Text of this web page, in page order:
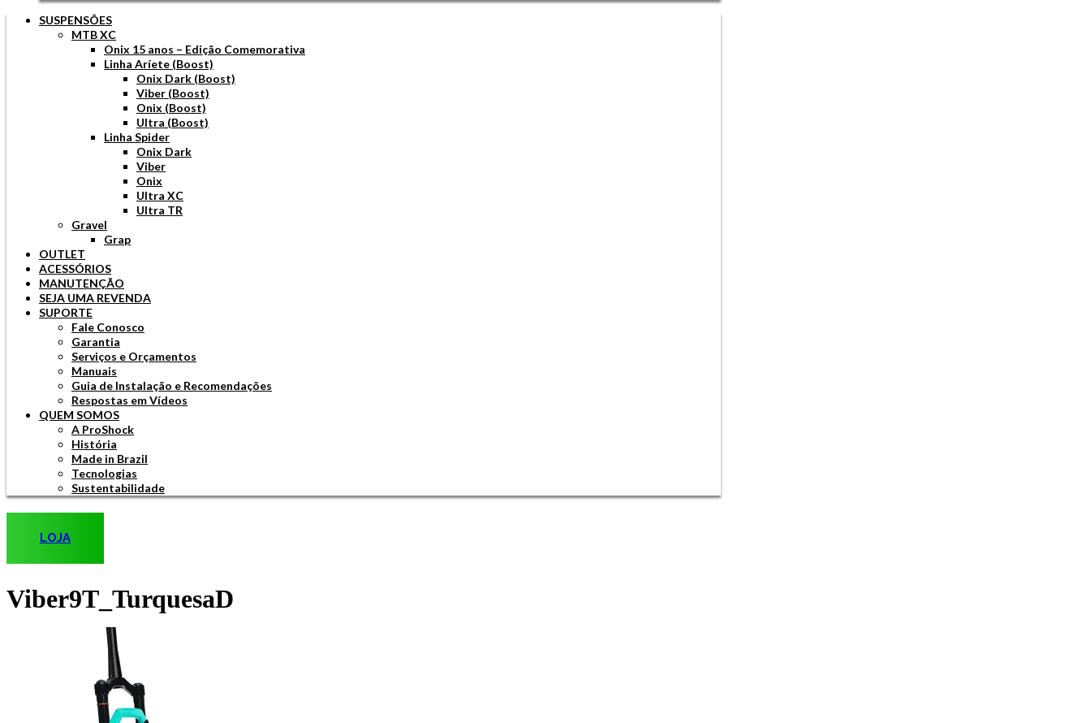
SUSPENSÕES
MTB XC
Onix 15 anos – Edição Comemorativa
Linha Aríete (Boost)
Onix Dark (Boost)
Viber (Boost)
Onix (Boost)
Ultra (Boost)
Linha Spider
Onix Dark
Viber
Onix
Ultra XC
Ultra TR
Gravel
Grap
OUTLET
ACESSÓRIOS
MANUTENÇÃO
SEJA UMA REVENDA
SUPORTE
Fale Conosco
Garantia
Serviços e Orçamentos
Manuais
Guia de Instalação e Recomendações
Respostas em Vídeos
QUEM SOMOS
A ProShock
História
Made in Brazil
Tecnologias
Sustentabilidade
LOJA
Viber9T_TurquesaD